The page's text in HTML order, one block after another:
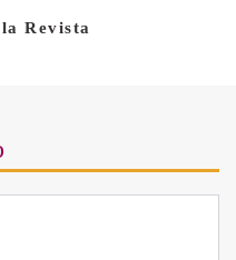
Revista